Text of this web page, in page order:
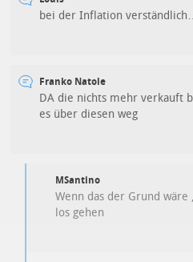
bei der Inflation
Franko Natole
DA die nichts mehr verkauft
es über diesen weg
MSantino
Wenn das der Grund
los gehen